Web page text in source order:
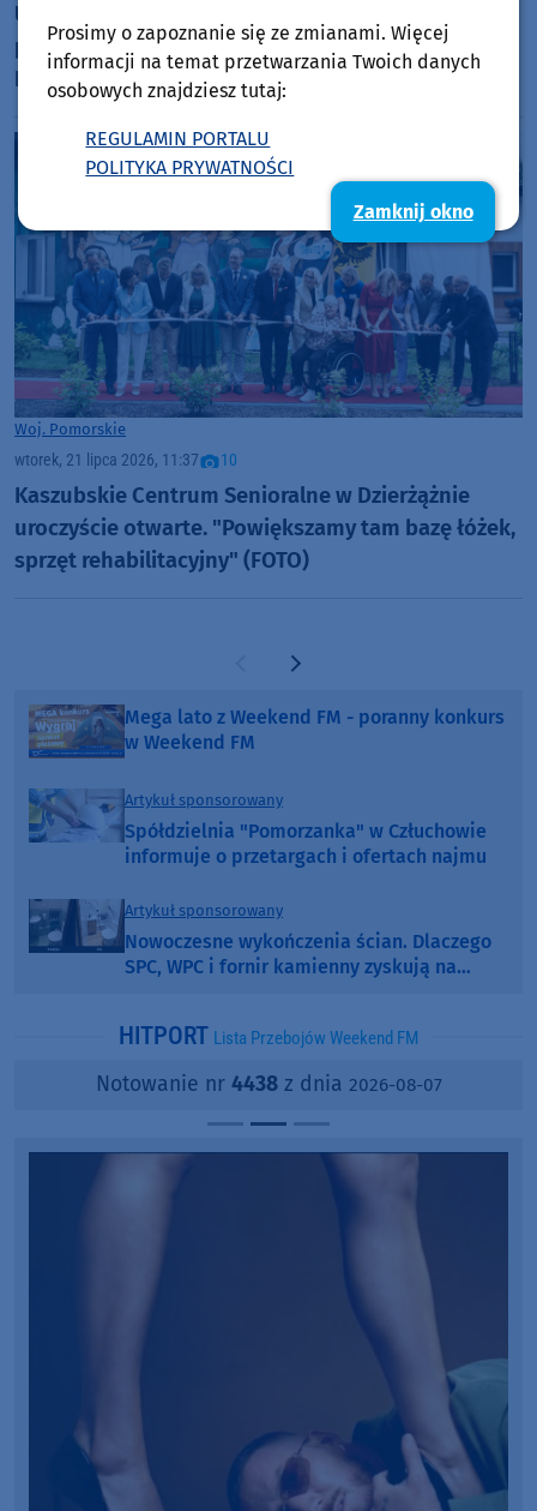
Uniewinnienie po prawie 13 latach. Zakończył się
proces po tragicznym wypadku autobusu w gminie
Przechlewo
Woj. Pomorskie
wtorek, 21 lipca 2026, 11:37 10
Kaszubskie Centrum Senioralne w Dzierżążnie
uroczyście otwarte. "Powiększamy tam bazę łóżek,
sprzęt rehabilitacyjny" (FOTO)
Poprzednia strona
Następna strona
Mega lato z Weekend FM - poranny konkurs
w Weekend FM
Artykuł sponsorowany
Spółdzielnia "Pomorzanka" w Człuchowie
informuje o przetargach i ofertach najmu
Artykuł sponsorowany
Nowoczesne wykończenia ścian. Dlaczego
SPC, WPC i fornir kamienny zyskują na
HITPORT Lista Przebojów Weekend FM
Notowanie nr 4438z dnia 2026-08-07
Prosimy o zapoznanie się ze zmianami. Więcej
informacji na temat przetwarzania Twoich danych
osobowych znajdziesz tutaj:
REGULAMIN PORTALU
POLITYKA PRYWATNOŚCI
Zamknij okno